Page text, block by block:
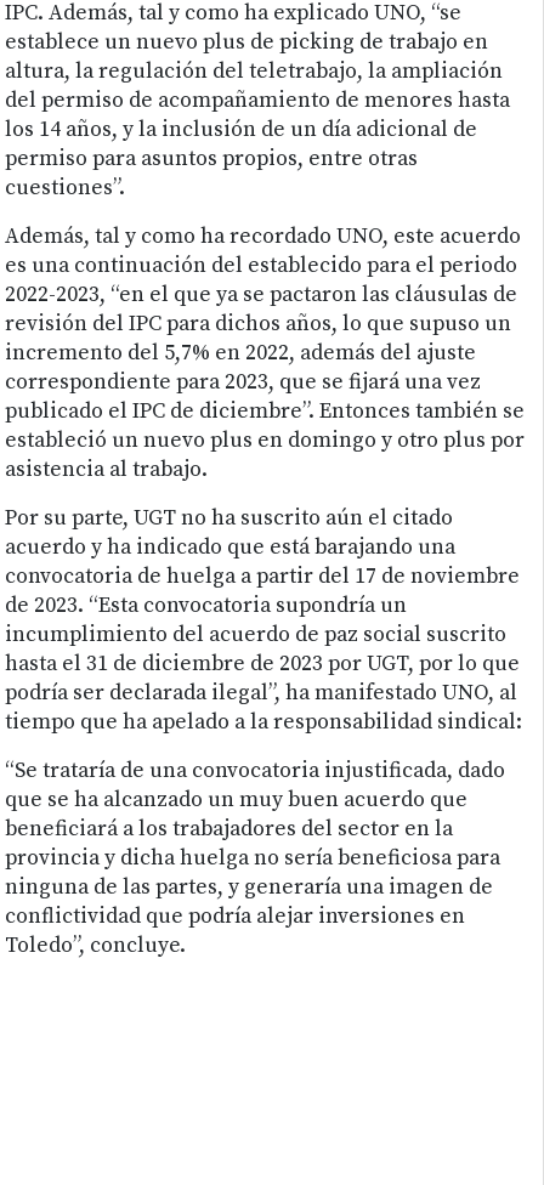
IPC. Además, tal y como ha explicado UNO, “se
establece un nuevo plus de picking de trabajo en
altura, la regulación del teletrabajo, la ampliación
del permiso de acompañamiento de menores hasta
los 14 años, y la inclusión de un día adicional de
permiso para asuntos propios, entre otras
cuestiones”.
Además, tal y como ha recordado UNO, este acuerdo
es una continuación del establecido para el periodo
2022-2023, “en el que ya se pactaron las cláusulas de
revisión del IPC para dichos años, lo que supuso un
incremento del 5,7% en 2022, además del ajuste
correspondiente para 2023, que se fijará una vez
publicado el IPC de diciembre”. Entonces también se
estableció un nuevo plus en domingo y otro plus por
asistencia al trabajo.
Por su parte, UGT no ha suscrito aún el citado
acuerdo y ha indicado que está barajando una
convocatoria de huelga a partir del 17 de noviembre
de 2023. “Esta convocatoria supondría un
incumplimiento del acuerdo de paz social suscrito
hasta el 31 de diciembre de 2023 por UGT, por lo que
podría ser declarada ilegal”, ha manifestado UNO, al
tiempo que ha apelado a la responsabilidad sindical:
“Se trataría de una convocatoria injustificada, dado
que se ha alcanzado un muy buen acuerdo que
beneficiará a los trabajadores del sector en la
provincia y dicha huelga no sería beneficiosa para
ninguna de las partes, y generaría una imagen de
conflictividad que podría alejar inversiones en
Toledo”, concluye.